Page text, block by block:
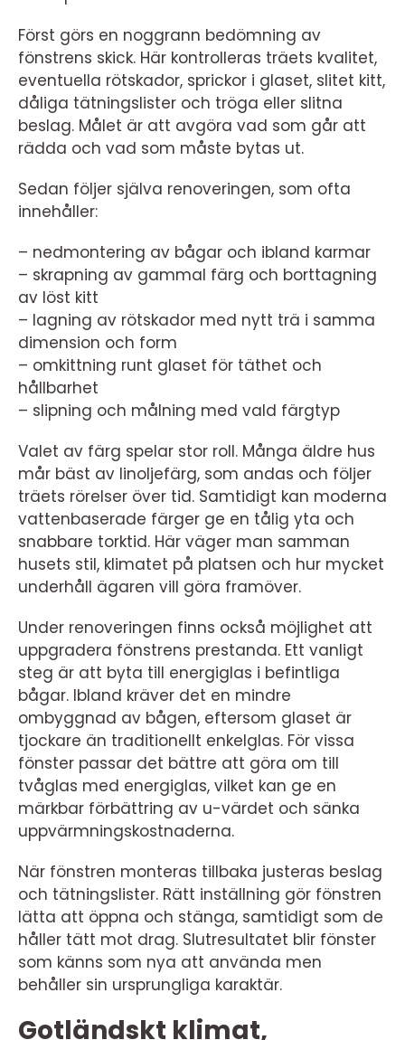
Först görs en noggrann bedömning av
fönstrens skick. Här kontrolleras träets kvalitet,
eventuella rötskador, sprickor i glaset, slitet kitt,
dåliga tätningslister och tröga eller slitna
beslag. Målet är att avgöra vad som går att
rädda och vad som måste bytas ut.
Sedan följer själva renoveringen, som ofta
innehåller:
– nedmontering av bågar och ibland karmar
– skrapning av gammal färg och borttagning
av löst kitt
– lagning av rötskador med nytt trä i samma
dimension och form
– omkittning runt glaset för täthet och
hållbarhet
– slipning och målning med vald färgtyp
Valet av färg spelar stor roll. Många äldre hus
mår bäst av linoljefärg, som andas och följer
träets rörelser över tid. Samtidigt kan moderna
vattenbaserade färger ge en tålig yta och
snabbare torktid. Här väger man samman
husets stil, klimatet på platsen och hur mycket
underhåll ägaren vill göra framöver.
Under renoveringen finns också möjlighet att
uppgradera fönstrens prestanda. Ett vanligt
steg är att byta till energiglas i befintliga
bågar. Ibland kräver det en mindre
ombyggnad av bågen, eftersom glaset är
tjockare än traditionellt enkelglas. För vissa
fönster passar det bättre att göra om till
tvåglas med energiglas, vilket kan ge en
märkbar förbättring av u-värdet och sänka
uppvärmningskostnaderna.
När fönstren monteras tillbaka justeras beslag
och tätningslister. Rätt inställning gör fönstren
lätta att öppna och stänga, samtidigt som de
håller tätt mot drag. Slutresultatet blir fönster
som känns som nya att använda men
behåller sin ursprungliga karaktär.
Gotländskt klimat,